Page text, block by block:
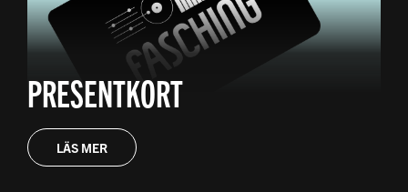
PRESENTKORT
LÄS MER